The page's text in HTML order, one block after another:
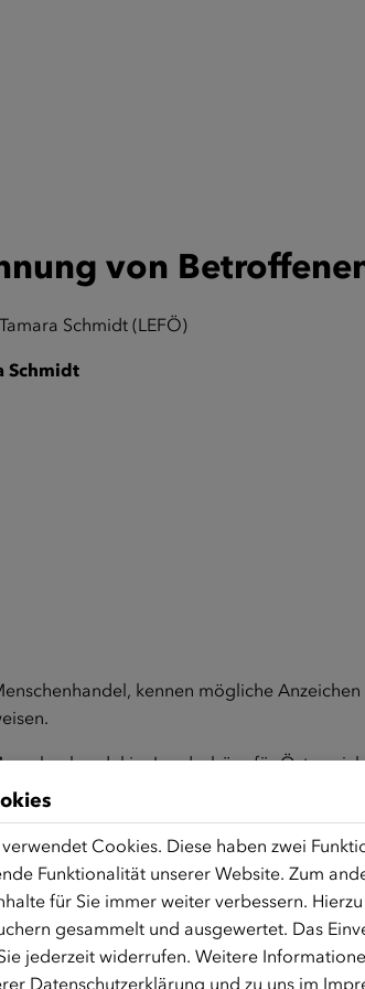
von
Schmidt (LEFÖ)
Schmidt
kennen mögliche
im Landesbüro für
und leitet regelmäßig Schulungen
sie bei UNODC im Bereich
LEFÖ – Interventionsstelle für
Kontext von Migration und Asyl. Zuvor
im Spannungsfeld von
Cookies. Diese haben zwei
Funktionalität unserer Website. Zum
für Sie immer weiter verbessern.
gesammelt und ausgewertet. Das
jederzeit widerrufen. Weitere
Datenschutzerklärung und zu uns im